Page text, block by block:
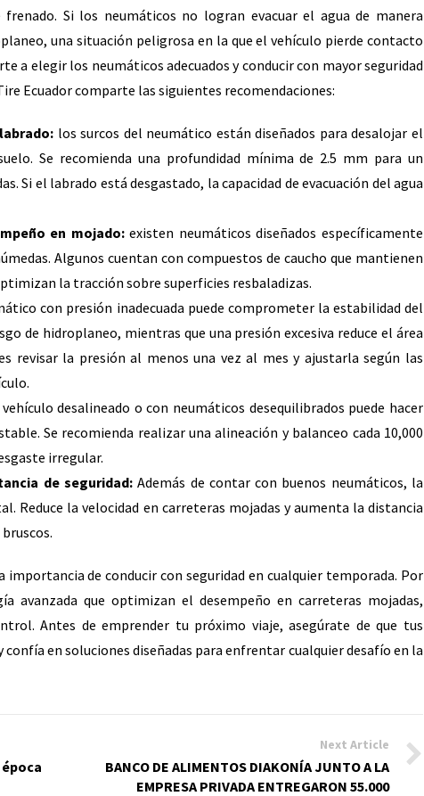
Si los neumáticos no logran evacuar el agua de manera
una situación peligrosa en la que el vehículo pierde contacto
a elegir los neumáticos adecuados y conducir con mayor seguridad
Ecuador comparte las siguientes recomendaciones:
los surcos del neumático están diseñados para desalojar el
Se recomienda una profundidad mínima de 2.5 mm para un
Si el labrado está desgastado, la capacidad de evacuación del agua
en mojado:existen neumáticos diseñados específicamente
Algunos cuentan con compuestos de caucho que mantienen
la tracción sobre superficies resbaladizas.
con presión inadecuada puede comprometer la estabilidad del
de hidroplaneo, mientras que una presión excesiva reduce el área
revisar la presión al menos una vez al mes y ajustarla según las
desalineado o con neumáticos desequilibrados puede hacer
Se recomienda realizar una alineación y balanceo cada 10,000
irregular.
de seguridad:Además de contar con buenos neumáticos, la
Reduce la velocidad en carreteras mojadas y aumenta la distancia
de conducir con seguridad en cualquier temporada. Por
avanzada que optimizan el desempeño en carreteras mojadas,
Antes de emprender tu próximo viaje, asegúrate de que tus
en soluciones diseñadas para enfrentar cualquier desafío en la
Next Article
BANCO DE ALIMENTOS DIAKONÍA JUNTO A LA
EMPRESA PRIVADA ENTREGARON 55.000